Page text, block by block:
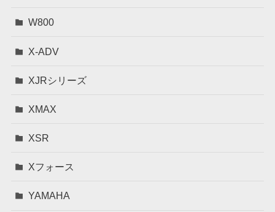
W800
X-ADV
XJRシリーズ
XMAX
XSR
Xフォース
YAMAHA